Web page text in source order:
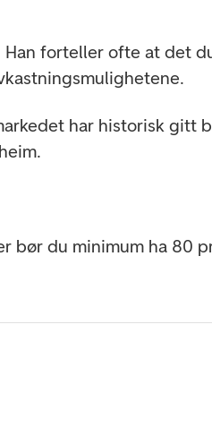
Han forteller ofte at det
har historisk gitt
bør du minimum ha 80